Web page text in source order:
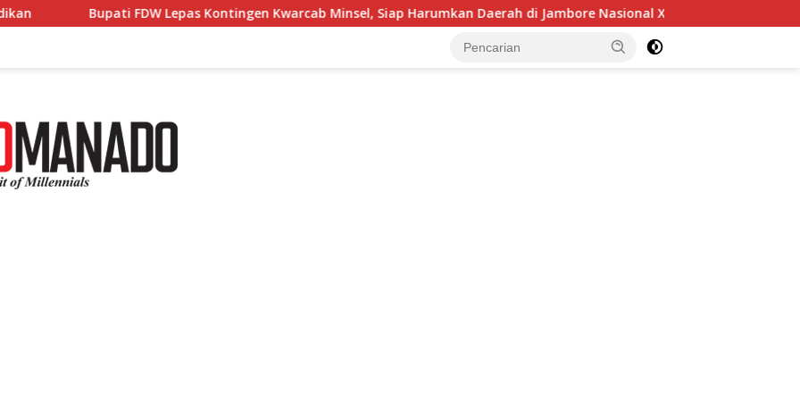
Kontingen Kwarcab Minsel, Siap Harumkan Daerah di Jambore Nasional XII Wabup Minsel Tinjau Pelaksanaan